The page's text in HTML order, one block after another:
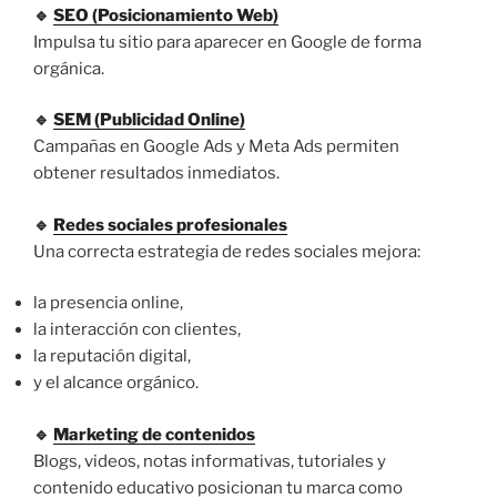
🔹 SEO (Posicionamiento Web)
Impulsa tu sitio para aparecer en Google de forma
orgánica.
🔹 SEM (Publicidad Online)
Campañas en Google Ads y Meta Ads permiten
obtener resultados inmediatos.
🔹 Redes sociales profesionales
Una correcta estrategia de redes sociales mejora:
la presencia online,
la interacción con clientes,
la reputación digital,
y el alcance orgánico.
🔹 Marketing de contenidos
Blogs, videos, notas informativas, tutoriales y
contenido educativo posicionan tu marca como